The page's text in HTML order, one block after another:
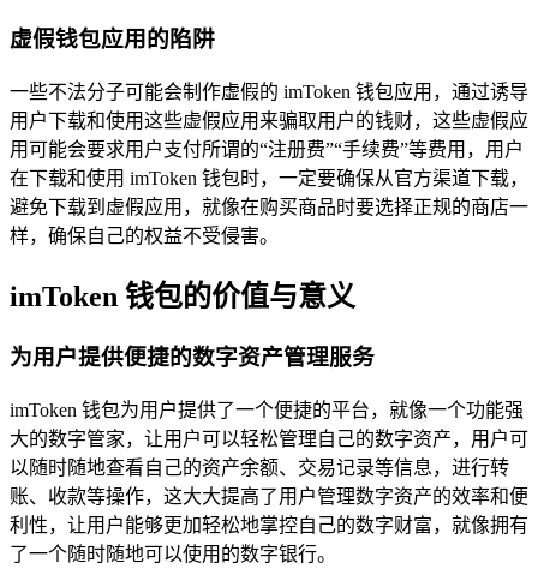
虚假钱包应用的陷阱
一些不法分子可能会制作虚假的 imToken 钱包应用，通过诱导
用户下载和使用这些虚假应用来骗取用户的钱财，这些虚假应
用可能会要求用户支付所谓的“注册费”“手续费”等费用，用户
在下载和使用 imToken 钱包时，一定要确保从官方渠道下载，
避免下载到虚假应用，就像在购买商品时要选择正规的商店一
样，确保自己的权益不受侵害。
imToken 钱包的价值与意义
为用户提供便捷的数字资产管理服务
imToken 钱包为用户提供了一个便捷的平台，就像一个功能强
大的数字管家，让用户可以轻松管理自己的数字资产，用户可
以随时随地查看自己的资产余额、交易记录等信息，进行转
账、收款等操作，这大大提高了用户管理数字资产的效率和便
利性，让用户能够更加轻松地掌控自己的数字财富，就像拥有
了一个随时随地可以使用的数字银行。